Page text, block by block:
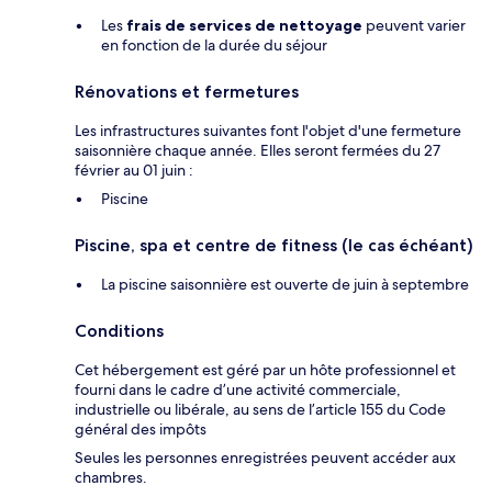
Les frais de services de nettoyage peuvent varier
en fonction de la durée du séjour
Rénovations et fermetures
Les infrastructures suivantes font l'objet d'une fermeture
saisonnière chaque année. Elles seront fermées du 27
février au 01 juin :
Piscine
Piscine, spa et centre de fitness (le cas échéant)
La piscine saisonnière est ouverte de juin à septembre
Conditions
Cet hébergement est géré par un hôte professionnel et
fourni dans le cadre d’une activité commerciale,
industrielle ou libérale, au sens de l’article 155 du Code
général des impôts
Seules les personnes enregistrées peuvent accéder aux
chambres.